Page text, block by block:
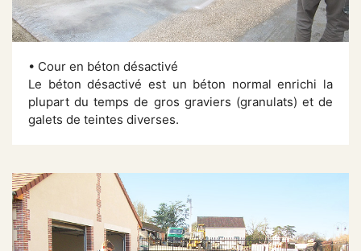
• Cour en béton désactivé
Le béton désactivé est un béton normal enrichi la
plupart du temps de gros graviers (granulats) et de
galets de teintes diverses.